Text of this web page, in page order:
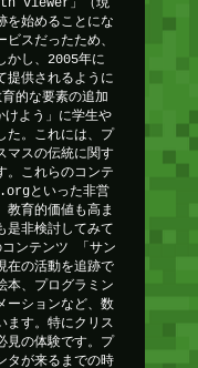
始めることにな
スだったため、
かし、2005年に
供されるように
的な要素の追加
よう」に学生や
た。これには、プ
マスの伝統に関す
。これらのコンテ
といった非営
教育的価値も高ま
是非検討してみて
ンテンツ 「サン
在の活動を追跡で
本、プログラミン
ーションなど、数
ます。特にクリス
見の体験です。プ
タが来るまでの時